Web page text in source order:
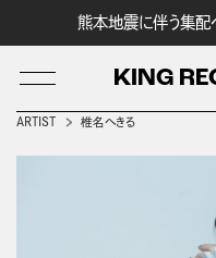
熊本地震に伴う集配
KING
ARTIST 椎名へきる